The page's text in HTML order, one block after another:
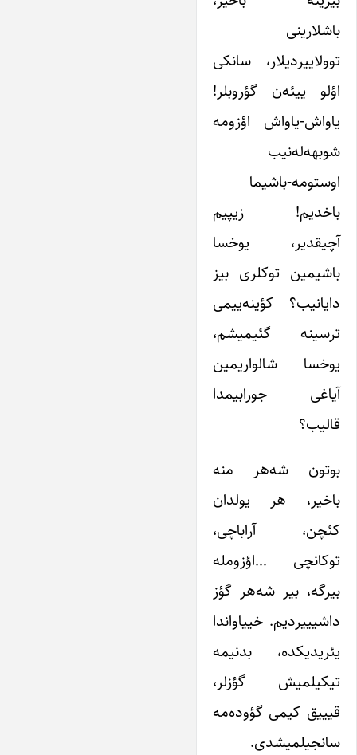
باشلارینی
توولاییردیلار، سانکی
اؤلو ییئه‌ن گؤروبلر!
یاواش-یاواش اؤزومه
شوبهه‌له‌نیب
اوستومه-باشیما
باخدیم! زیپیم
آچیقدیر، یوخسا
باشیمین توکلری بیز
دایانیب؟ کؤینه‌ییمی
ترسینه گئیمیشم،
یوخسا شالواریمین
آیاغی جورابیمدا
قالیب؟
بوتون شه‌هر منه
باخیر، هر یولدان
کئچن، آراباچی،
توکانچی …اؤزومله
بیرگه، بیر شه‌هر گؤز
داشیییردیم. خییاواندا
یئریدیکده، بدنیمه
تیکیلمیش گؤزلر،
قیییق کیمی گؤوده‌مه
سانجیلمیشدی.